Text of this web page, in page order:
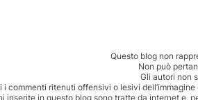
Questo blog non
Non può
Gli autori non
i commenti ritenuti offensivi o lesivi
inserite in questo blog sono tratte da internet e,